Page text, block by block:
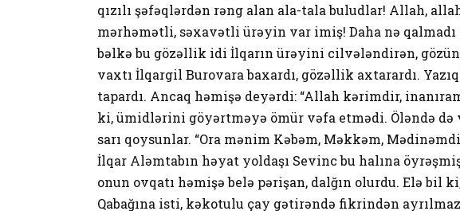
qızılı şəfəqlərdən rəng alan ala-tala buludlar! Allah,
mərhəmətli, səxavətli ürəyin var imiş! Daha nə
bəlkə bu gözəllik idi İlqarın ürəyini cilvələndirən,
vaxtı İlqargil Burovara baxardı, gözəllik axtarardı.
tapardı. Ancaq həmişə deyərdi: “Allah kərimdir,
ki, ümidlərini göyərtməyə ömür vəfa etmədi. Öləndə
sarı qoysunlar. “Ora mənim Kəbəm, Məkkəm,
İlqar Aləmtabın həyat yoldaşı Sevinc bu halına
onun ovqatı həmişə belə pərişan, dalğın olurdu. Elə bil
Qabağına isti, kəkotulu çay gətirəndə fikrindən